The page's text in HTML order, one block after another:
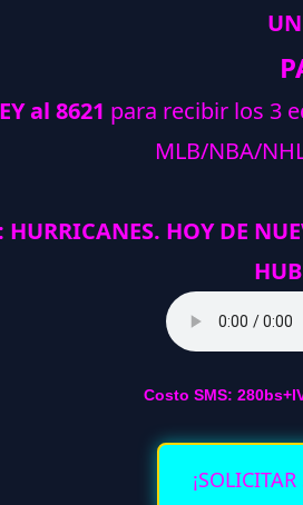
al 8621 para recibir los 3
MLB/NBA/
HOY DE
Costo SMS: